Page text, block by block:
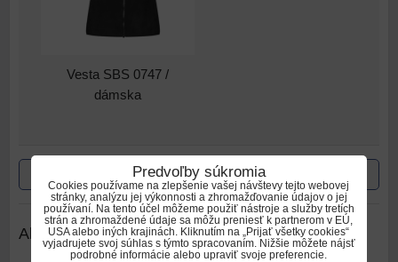
Vesta SBS 0747 /
dámska
Predchádzajúci produkt Nasledujúci produkt
Alternatívne produkty
Predvoľby súkromia
Cookies používame na zlepšenie vašej návštevy tejto webovej
stránky, analýzu jej výkonnosti a zhromažďovanie údajov o jej
používaní. Na tento účel môžeme použiť nástroje a služby tretích
strán a zhromaždené údaje sa môžu preniesť k partnerom v EÚ,
USA alebo iných krajinách. Kliknutím na „Prijať všetky cookies“
vyjadrujete svoj súhlas s týmto spracovaním. Nižšie môžete nájsť
podrobné informácie alebo upraviť svoje preferencie.